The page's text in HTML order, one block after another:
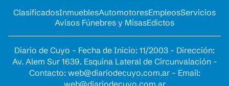
ClasificadosInmueblesAutomotoresEmpleosServicios
Avisos Fúnebres y MisasEdictos
Diario de Cuyo - Fecha de Inicio: 11/2003 - Dirección:
Av. Alem Sur 1639. Esquina Lateral de Circunvalación -
Contacto: web@diariodecuyo.com.ar- Email:
web@diariodecuyo.com.ar